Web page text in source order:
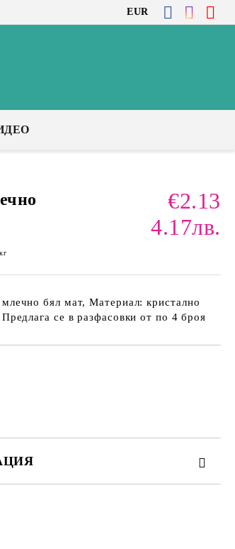
EUR
€2.13
4.17лв.
кг
бял мат, Материал: кристално
се в разфасовки от по 4 броя